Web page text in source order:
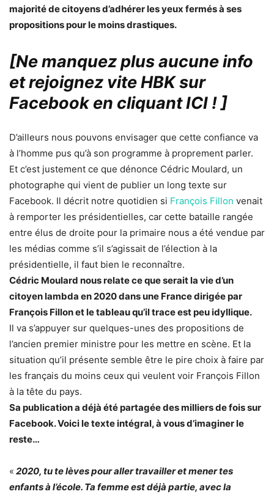
majorité de citoyens d’adhérer les yeux fermés à ses
propositions pour le moins drastiques.
[Ne manquez plus aucune info
et rejoignez vite HBK sur
Facebook en cliquant ICI ! ]
D’ailleurs nous pouvons envisager que cette confiance va
à l’homme pus qu’à son programme à proprement parler.
Et c’est justement ce que dénonce Cédric Moulard, un
photographe qui vient de publier un long texte sur
Facebook. Il décrit notre quotidien si François Fillon venait
à remporter les présidentielles, car cette bataille rangée
entre élus de droite pour la primaire nous a été vendue par
les médias comme s’il s’agissait de l’élection à la
présidentielle, il faut bien le reconnaître.
Cédric Moulard nous relate ce que serait la vie d’un
citoyen lambda en 2020 dans une France dirigée par
François Fillon et le tableau qu’il trace est peu idyllique.
Il va s’appuyer sur quelques-unes des propositions de
l’ancien premier ministre pour les mettre en scène. Et la
situation qu’il présente semble être le pire choix à faire par
les français du moins ceux qui veulent voir François Fillon
à la tête du pays.
Sa publication a déjà été partagée des milliers de fois sur
Facebook. Voici le texte intégral, à vous d’imaginer le
reste…
« 2020, tu te lèves pour aller travailler et mener tes
enfants à l’école. Ta femme est déjà partie, avec la